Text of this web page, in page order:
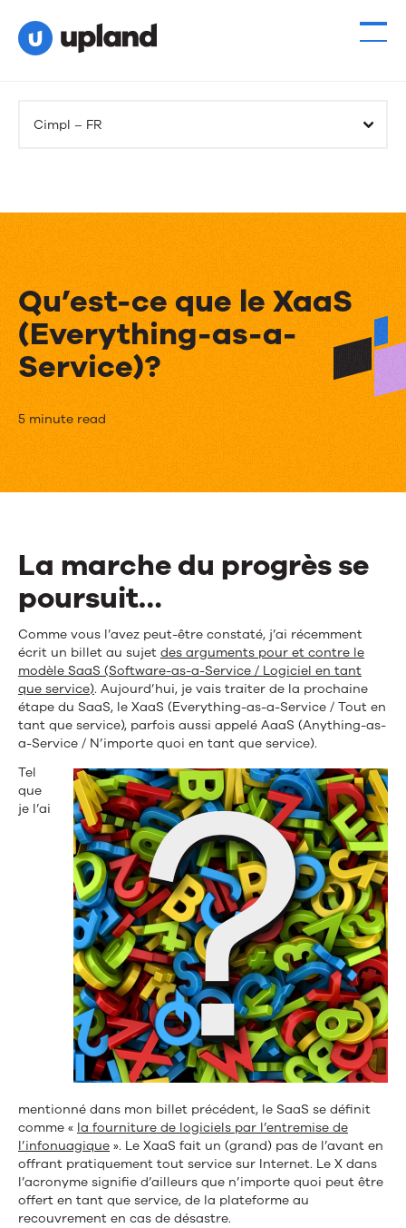
Cimpl – FR
Qu’est-ce que le XaaS
(Everything-as-a-
Service)?
Qu’est-
ce
que
XaaS
(Everything-
as-
a-
Service)?
5 minute read
La marche du progrès se
poursuit…
Comme vous l’avez peut-être constaté, j’ai récemment
écrit un billet au sujet des arguments pour et contre le
modèle SaaS (Software-as-a-Service / Logiciel en tant
que service). Aujourd’hui, je vais traiter de la prochaine
étape du SaaS, le XaaS (Everything-as-a-Service / Tout en
tant que service), parfois aussi appelé AaaS (Anything-as-
a-Service / N’importe quoi en tant que service).
Tel
que
je l’ai
mentionné dans mon billet précédent, le SaaS se définit
comme « la fourniture de logiciels par l’entremise de
l’infonuagique ». Le XaaS fait un (grand) pas de l’avant en
offrant pratiquement tout service sur Internet. Le X dans
l’acronyme signifie d’ailleurs que n’importe quoi peut être
offert en tant que service, de la plateforme au
recouvrement en cas de désastre.